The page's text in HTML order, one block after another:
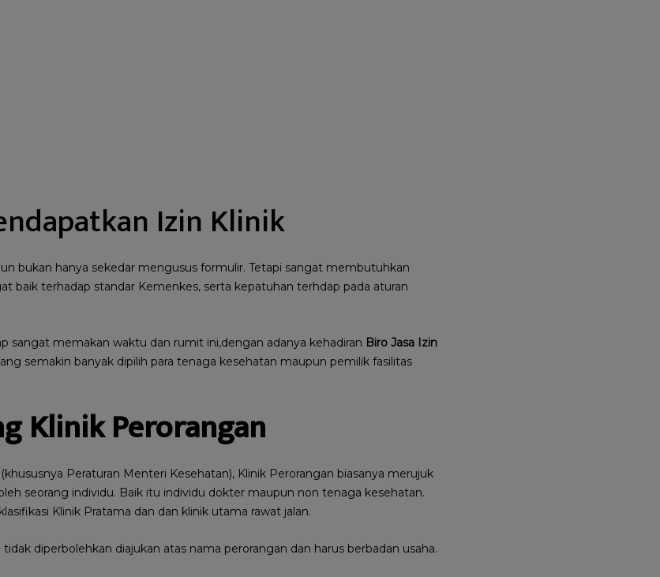
Izin Klinik
bukan hanya sekedar mengusus formulir. Tetapi sangat membutuhkan
baik terhadap standar Kemenkes, serta kepatuhan terhdap pada aturan
sangat memakan waktu dan rumit ini,dengan adanya kehadiran Biro Jasa Izin
semakin banyak dipilih para tenaga kesehatan maupun pemilik fasilitas
Klinik Perorangan
Peraturan Menteri Kesehatan), Klinik Perorangan biasanya merujuk
seorang individu. Baik itu individu dokter maupun non tenaga kesehatan.
Klinik Pratama dan dan klinik utama rawat jalan.
diperbolehkan diajukan atas nama perorangan dan harus berbadan usaha.